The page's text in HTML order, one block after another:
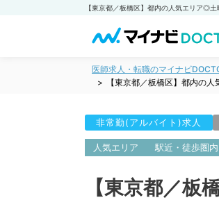
医師求人・転職のマイナビ
【東京都／板橋区】都内の
非常勤(アルバイト)求人
人気エリア 駅近・徒歩圏内
【東京都／